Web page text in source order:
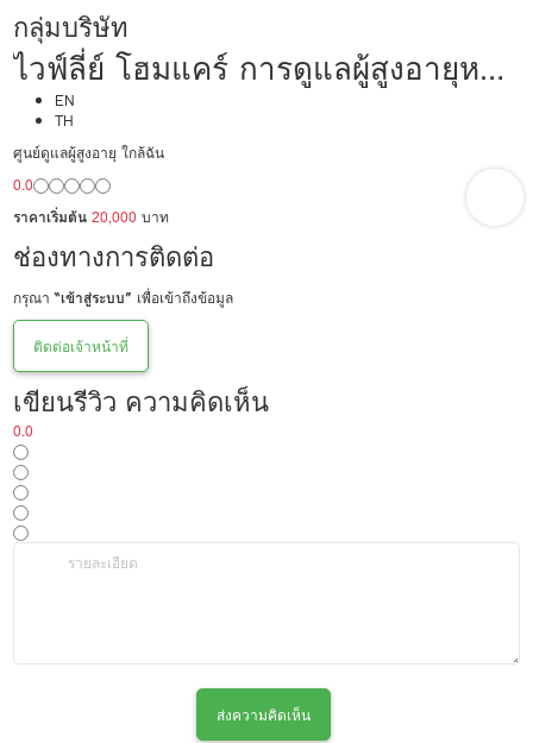
กลุ่มบริษัท
ไวฟ์ลี่ย์ โฮมแคร์ การดูแลผู้สูงอายุหรือ
ผู้มีภาวะพึ่งพิง
EN
TH
ศูนย์ดูแลผู้สูงอายุ ใกล้ฉัน
0.0
ราคาเริ่มต้น 20,000 บาท
ช่องทางการติดต่อ
กรุณา“เข้าสู่ระบบ” เพื่อเข้าถึงข้อมูล
ติดต่อเจ้าหน้าที่
เขียนรีวิว ความคิดเห็น
0.0
ส่งความคิดเห็น